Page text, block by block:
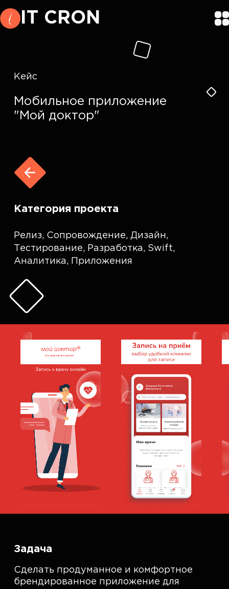
IT CRON
Кейс
Мобильное приложение
"Мой доктор"
Категория проекта
Релиз, Сопровождение, Дизайн,
Тестирование, Разработка, Swift,
Аналитика, Приложения
Задача
Сделать продуманное и комфортное
брендированное приложение для